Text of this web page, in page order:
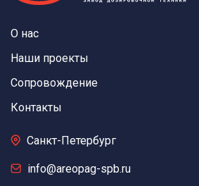
О нас
Наши проекты
Сопровождение
Контакты
Санкт-Петербург
info@areopag-spb.ru